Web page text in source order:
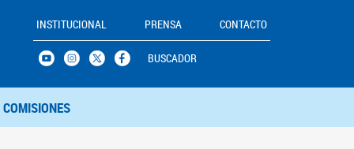
INSTITUCIONAL PRENSA CONTACTO
BUSCADOR
COMISIONES